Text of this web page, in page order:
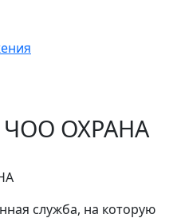
ЧОО ОХРАНА
служба, на которую